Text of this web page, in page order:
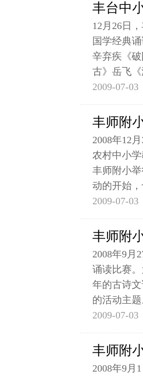
丰台中
12月26日
国学经典
辛弃疾《
古》岳飞
2009-07-03
丰师附
2008年12
农村中小
丰师附小
动的开始
2009-07-03
丰师附
2008年9月
诵读比赛
年的古诗
的活动主
2009-07-03
丰师附
2008年9月